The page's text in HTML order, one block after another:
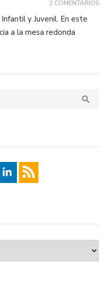
2 COMENTARIOS
y Juvenil. En este
a la mesa redonda
